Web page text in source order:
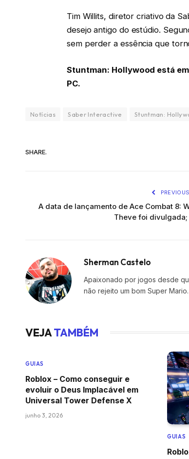
Tim Willits, diretor criativo da
desejo antigo do estúdio.
sem perder a essência que
Stuntman: Hollywood está
PC.
Notícias Saber Interactive Stuntman:
SHARE.
A data de lançamento de Ace Combat 8:
Theve foi
Sherman Castelo
Apaixonado por jogos desde
não rejeito um bom Super Mario.
VEJATAMBÉM
GUIAS
Roblox – Como conseguir e
evoluir o Deus Implacável em
Universal Tower Defense X
junho 3, 2026
GUIAS